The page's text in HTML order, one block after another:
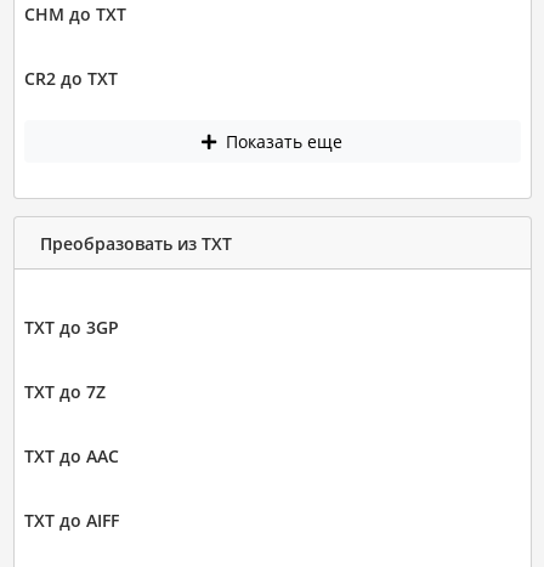
CHM до TXT
CR2 до TXT
Показать еще
Преобразовать из TXT
TXT до 3GP
TXT до 7Z
TXT до AAC
TXT до AIFF